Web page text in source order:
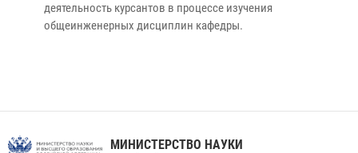
деятельность курсантов в процессе изучения
общеинженерных дисциплин кафедры.
МИНИСТЕРСТВО НАУКИ